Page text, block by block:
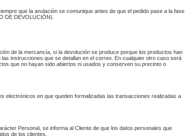
que la anulación se comunique antes de que el pedido pase a la fase
DE DEVOLUCIÓN).
de la mercancía, si la devolución se produce porque los productos han
instrucciones que se detallan en el correo. En cualquier otro caso será
que no hayan sido abiertos ni usados y conserven su precinto o
electrónicos en que queden formalizadas las transacciones realizadas a
Personal, se informa al Cliente de que los datos personales que
de los clientes.